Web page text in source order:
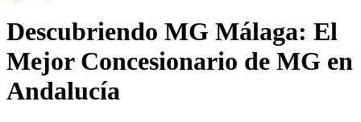
Descubriendo MG Málaga: El
Mejor Concesionario de MG en
Andalucía